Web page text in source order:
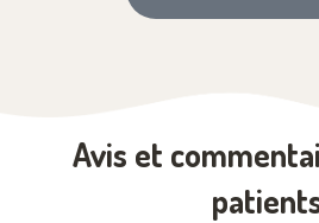
Avis et